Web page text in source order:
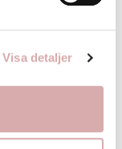
Visa detaljer